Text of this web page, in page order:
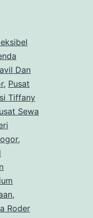
Bogor
Dan
, Pusat
Tiffany
Sewa
,
Roder